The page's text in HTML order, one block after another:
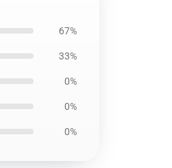
67%
33%
0%
0%
0%